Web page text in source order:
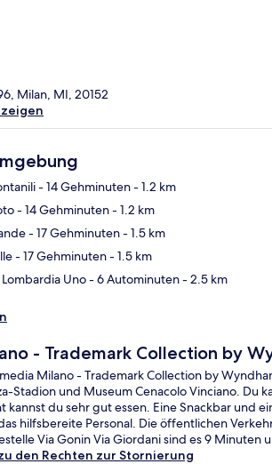
Milan, MI, 20152
- 14 Gehminuten- 1.2 km
- 14 Gehminuten- 1.2 km
- 17 Gehminuten- 1.5 km
- 17 Gehminuten- 1.5 km
Uno- 6 Autominuten- 2.5 km
- Trademark Collection by
Milano - Trademark Collection by
Stadion und Museum Cenacolo Vinciano. Du
kannst du sehr gut essen. Eine Snackbar und
hilfsbereite Personal. Die öffentlichen
Via Gonin Via Giordani sind es 9 Minuten
den Rechten zur Stornierung